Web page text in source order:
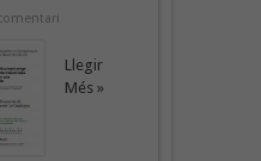
Llegir
Més »